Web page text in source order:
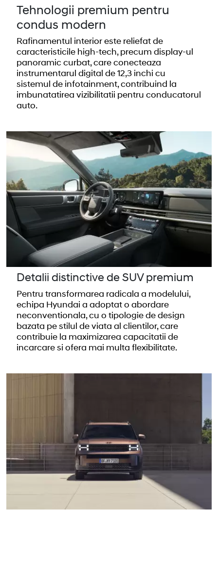
Tehnologii premium pentru
condus modern
Rafinamentul interior este reliefat de
caracteristicile high-tech, precum display-ul
panoramic curbat, care conecteaza
instrumentarul digital de 12,3 inchi cu
sistemul de infotainment, contribuind la
imbunatatirea vizibilitatii pentru conducatorul
auto.
Detalii distinctive de SUV premium
Pentru transformarea radicala a modelului,
echipa Hyundai a adoptat o abordare
neconventionala, cu o tipologie de design
bazata pe stilul de viata al clientilor, care
contribuie la maximizarea capacitatii de
incarcare si ofera mai multa flexibilitate.